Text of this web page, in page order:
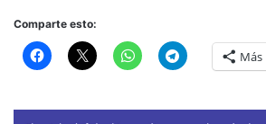
Comparte esto:
Más